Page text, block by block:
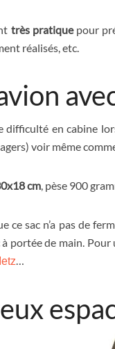
très pratiquepour
réalisés, etc.
difficulté en cabine
voir même
cm, pèse 900
ce sac n’a pas de
portée de main.
…